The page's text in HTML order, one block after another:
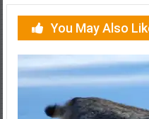
You May Also